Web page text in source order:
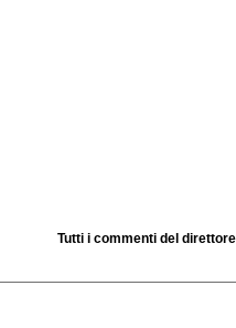
Tutti i commenti del direttore